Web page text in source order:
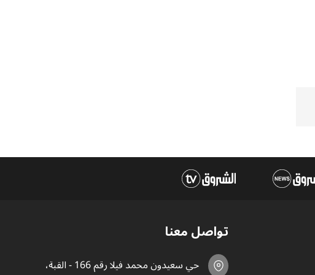
تواصل معنا
حي سعيدون محمد فيلا رقم 166 - القبة،